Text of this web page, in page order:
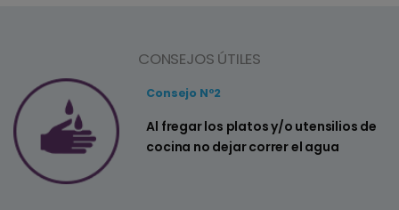
CONSEJOS ÚTILES
Consejo Nº2
Al fregar los platos y/o utensilios de
cocina no dejar correr el agua